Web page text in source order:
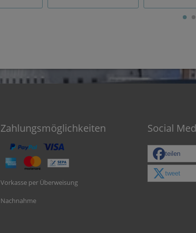
Zahlungsmöglichkeiten
Vorkasse per Überweisung
Nachnahme
Social
teilen
tweet